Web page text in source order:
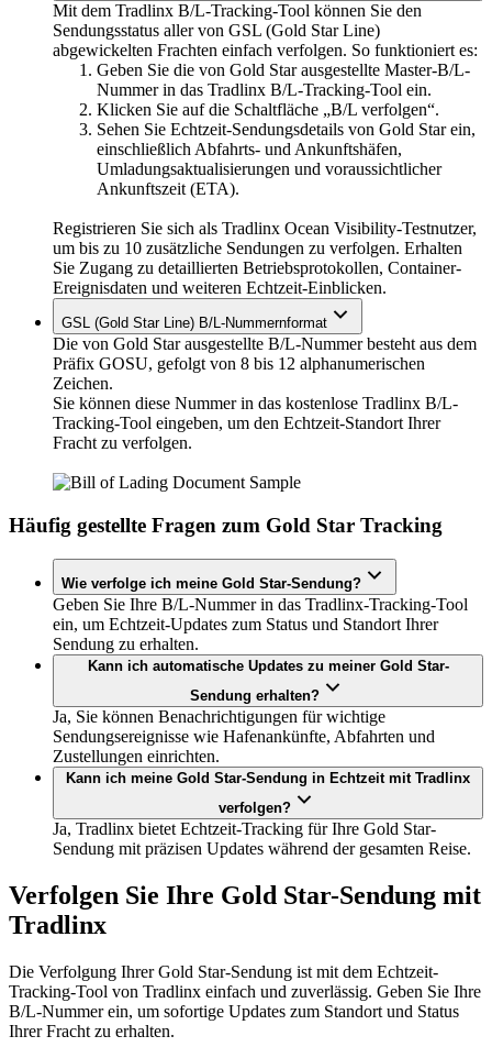
Mit dem Tradlinx B/L-Tracking-Tool können Sie den
Sendungsstatus aller von GSL (Gold Star Line)
abgewickelten Frachten einfach verfolgen. So funktioniert es:
Geben Sie die von Gold Star ausgestellte Master-B/L-
Nummer in das Tradlinx B/L-Tracking-Tool ein.
Klicken Sie auf die Schaltfläche „B/L verfolgen“.
Sehen Sie Echtzeit-Sendungsdetails von Gold Star ein,
einschließlich Abfahrts- und Ankunftshäfen,
Umladungsaktualisierungen und voraussichtlicher
Ankunftszeit (ETA).
Registrieren Sie sich als Tradlinx Ocean Visibility-Testnutzer,
um bis zu 10 zusätzliche Sendungen zu verfolgen. Erhalten
Sie Zugang zu detaillierten Betriebsprotokollen, Container-
Ereignisdaten und weiteren Echtzeit-Einblicken.
GSL (Gold Star Line) B/L-Nummernformat
Die von Gold Star ausgestellte B/L-Nummer besteht aus dem
Präfix GOSU, gefolgt von 8 bis 12 alphanumerischen
Zeichen.
Sie können diese Nummer in das kostenlose Tradlinx B/L-
Tracking-Tool eingeben, um den Echtzeit-Standort Ihrer
Fracht zu verfolgen.
Häufig gestellte Fragen zum Gold Star Tracking
Wie verfolge ich meine Gold Star-Sendung?
Geben Sie Ihre B/L-Nummer in das Tradlinx-Tracking-Tool
ein, um Echtzeit-Updates zum Status und Standort Ihrer
Sendung zu erhalten.
Kann ich automatische Updates zu meiner Gold Star-
Sendung erhalten?
Ja, Sie können Benachrichtigungen für wichtige
Sendungsereignisse wie Hafenankünfte, Abfahrten und
Zustellungen einrichten.
Kann ich meine Gold Star-Sendung in Echtzeit mit Tradlinx
verfolgen?
Ja, Tradlinx bietet Echtzeit-Tracking für Ihre Gold Star-
Sendung mit präzisen Updates während der gesamten Reise.
Verfolgen Sie Ihre Gold Star-Sendung mit
Tradlinx
Die Verfolgung Ihrer Gold Star-Sendung ist mit dem Echtzeit-
Tracking-Tool von Tradlinx einfach und zuverlässig. Geben Sie Ihre
B/L-Nummer ein, um sofortige Updates zum Standort und Status
Ihrer Fracht zu erhalten.